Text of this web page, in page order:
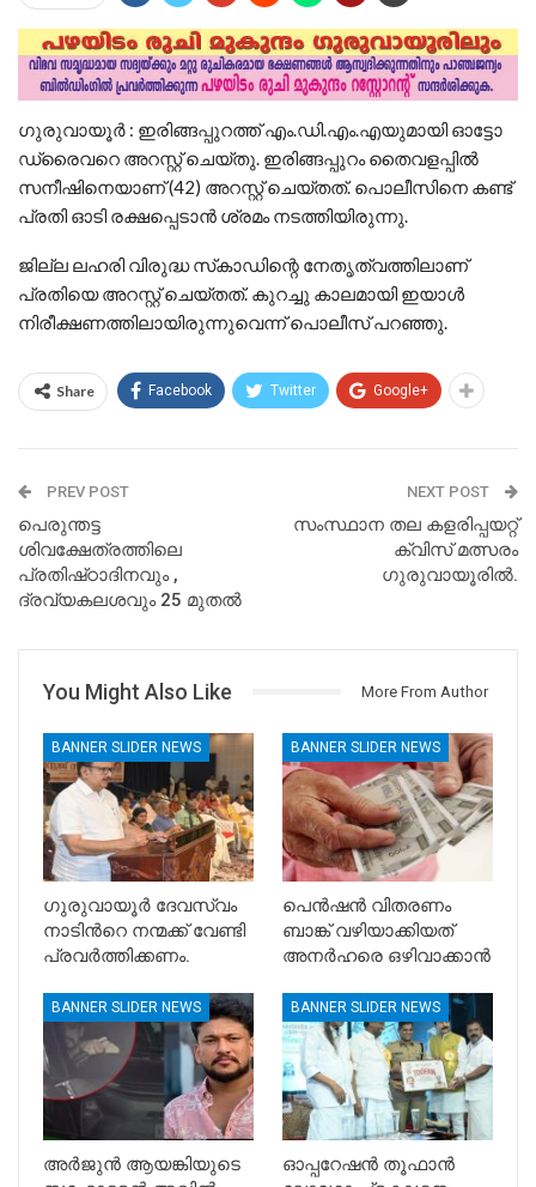
ഗുരുവായൂര്‍ : ഇരിങ്ങപ്പുറത്ത് എം.ഡി.എം.എയുമായി ഓട്ടോ
ഡ്രൈവറെ അറസ്റ്റ് ചെയ്തു. ഇരിങ്ങപ്പുറം തൈവളപ്പില്‍
സനീഷിനെയാണ് (42) അറസ്റ്റ് ചെയ്തത്. പൊലീസിനെ കണ്ട്
പ്രതി ഓടി രക്ഷപ്പെടാന്‍ ശ്രമം നടത്തിയിരുന്നു.
ജില്ല ലഹരി വിരുദ്ധ സ്‌കാഡിന്റെ നേതൃത്വത്തിലാണ്
പ്രതിയെ അറസ്റ്റ് ചെയ്തത്. കുറച്ചു കാലമായി ഇയാള്‍
നിരീക്ഷണത്തിലായിരുന്നുവെന്ന് പൊലീസ് പറഞ്ഞു.
Share Facebook Twitter Google+
PREV POST
പെരുന്തട്ട
ശിവക്ഷേത്രത്തിലെ
പ്രതിഷ്‌ഠാദിനവും ,
ദ്രവ്യകലശവും 25 മുതൽ
NEXT POST
സംസ്ഥാന തല കളരിപ്പയറ്റ്
ക്വിസ് മത്സരം
ഗുരുവായൂരിൽ.
You Might Also Like More From Author
BANNER SLIDER NEWS
ഗുരുവായൂർ ദേവസ്വം
നാടിൻറെ നന്മക്ക് വേണ്ടി
പ്രവർത്തിക്കണം.
BANNER SLIDER NEWS
പെൻഷൻ വിതരണം
ബാങ്ക് വഴിയാക്കിയത്
അനർഹരെ ഒഴിവാക്കാൻ
BANNER SLIDER NEWS
അർജുൻ ആയങ്കിയുടെ
BANNER SLIDER NEWS
ഓപ്പറേഷൻ തൂഫാൻ